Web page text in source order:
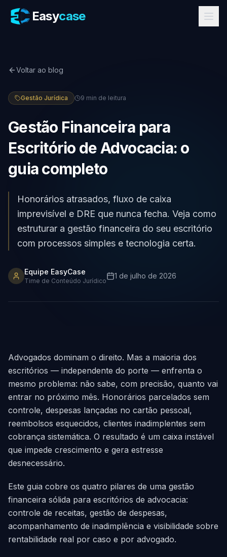
Easycase
Voltar ao blog
Gestão Jurídica 9 min de leitura
Gestão Financeira para
Escritório de Advocacia: o
guia completo
Honorários atrasados, fluxo de caixa
imprevisível e DRE que nunca fecha. Veja como
estruturar a gestão financeira do seu escritório
com processos simples e tecnologia certa.
Equipe EasyCase
Time de Conteúdo Jurídico
1 de julho de 2026
Advogados dominam o direito. Mas a maioria dos
escritórios — independente do porte — enfrenta o
mesmo problema: não sabe, com precisão, quanto vai
entrar no próximo mês. Honorários parcelados sem
controle, despesas lançadas no cartão pessoal,
reembolsos esquecidos, clientes inadimplentes sem
cobrança sistemática. O resultado é um caixa instável
que impede crescimento e gera estresse
desnecessário.
Este guia cobre os quatro pilares de uma gestão
financeira sólida para escritórios de advocacia:
controle de receitas, gestão de despesas,
acompanhamento de inadimplência e visibilidade sobre
rentabilidade real por caso e por advogado.